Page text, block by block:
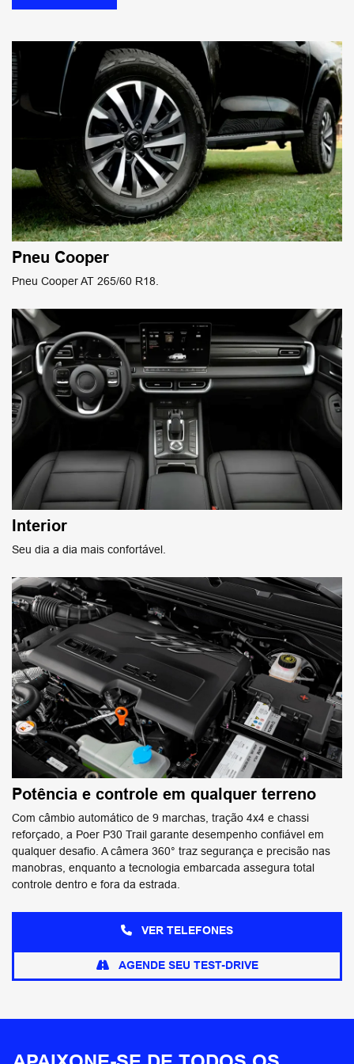
Pneu Cooper
Pneu Cooper AT 265/60 R18.
Interior
Seu dia a dia mais confortável.
Potência e controle em qualquer terreno
Com câmbio automático de 9 marchas, tração 4x4 e chassi
reforçado, a Poer P30 Trail garante desempenho confiável em
qualquer desafio. A câmera 360° traz segurança e precisão nas
manobras, enquanto a tecnologia embarcada assegura total
controle dentro e fora da estrada.
VER TELEFONES
AGENDE SEU TEST-DRIVE